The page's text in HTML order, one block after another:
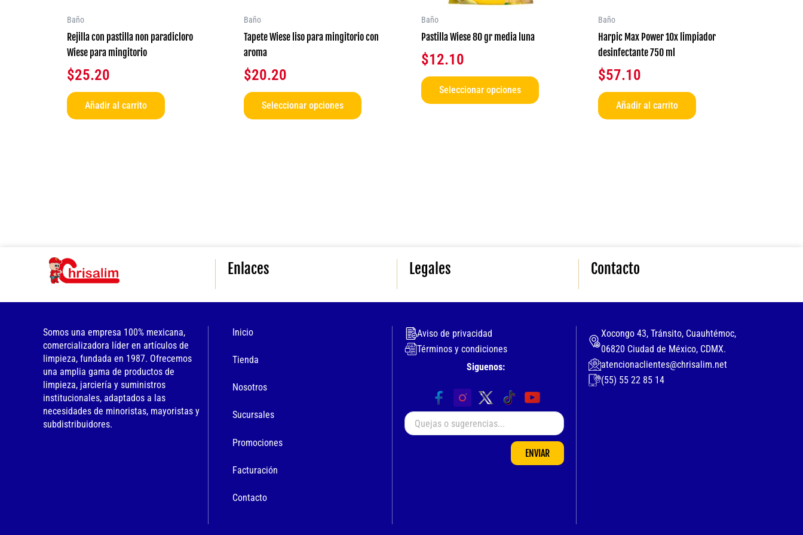
Baño
Rejilla con pastilla non paradicloro
Wiese para mingitorio
$25.20
Añadir al carrito
Baño
Tapete Wiese liso para mingitorio con
aroma
$20.20
Seleccionar opciones
en
Baño
Pastilla Wiese 80 gr media luna
$12.10
Seleccionar opciones
de
producto
Baño
Harpic Max Power 10x limpiador
desinfectante 750 ml
$57.10
Añadir al carrito
Enlaces Legales Contacto
Somos una empresa 100% mexicana,
comercializadora líder en artículos de
limpieza, fundada en 1987. Ofrecemos
una amplia gama de productos de
limpieza, jarciería y suministros
institucionales, adaptados a las
necesidades de minoristas, mayoristas y
subdistribuidores.
Inicio
Tienda
Nosotros
Sucursales
Promociones
Facturación
Contacto
Aviso de privacidad
Términos y condiciones
Siguenos:
ENVIAR
Xocongo 43, Tránsito, Cuauhtémoc,
06820 Ciudad de México, CDMX.
atencionaclientes@chrisalim.net
(55) 55 22 85 14